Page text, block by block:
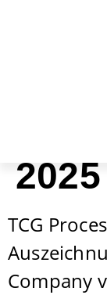
2025
TCG
Company